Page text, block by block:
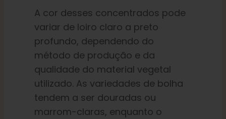
A cor desses concentrados pode
variar de loiro claro a preto
profundo, dependendo do
método de produção e da
qualidade do material vegetal
utilizado. As variedades de bolha
tendem a ser douradas ou
marrom-claras, enquanto o